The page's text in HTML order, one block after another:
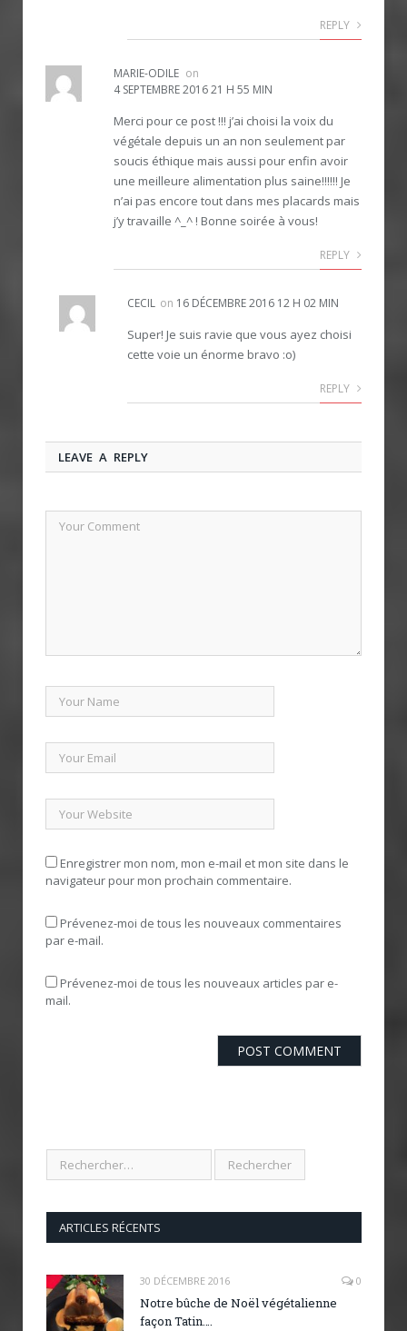
REPLY
MARIE-ODILE on
4 SEPTEMBRE 2016 21 H 55 MIN
Merci pour ce post !!! j’ai choisi la voix du
végétale depuis un an non seulement par
soucis éthique mais aussi pour enfin avoir
une meilleure alimentation plus saine!!!!!! Je
n’ai pas encore tout dans mes placards mais
j’y travaille ^_^ ! Bonne soirée à vous!
REPLY
CECIL on 16 DÉCEMBRE 2016 12 H 02 MIN
Super! Je suis ravie que vous ayez choisi
cette voie un énorme bravo :o)
REPLY
LEAVE A REPLY
Enregistrer mon nom, mon e-mail et mon site dans le
navigateur pour mon prochain commentaire.
Prévenez-moi de tous les nouveaux commentaires
par e-mail.
Prévenez-moi de tous les nouveaux articles par e-
mail.
ARTICLES RÉCENTS
30 DÉCEMBRE 2016 0
Notre bûche de Noël végétalienne
façon Tatin….